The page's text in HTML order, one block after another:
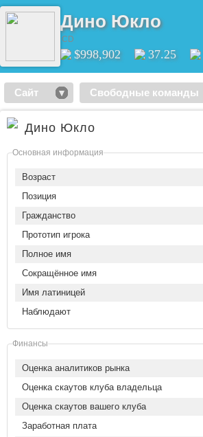
Дино Юкло
CD
$998,902 37.25
Сайт Свободные команды
Дино Юкло
Основная информация
Возраст
Позиция
Гражданство
Прототип игрока
Полное имя
Сокращённое имя
Имя латиницей
Наблюдают
Финансы
Оценка аналитиков рынка
Оценка скаутов клуба владельца
Оценка скаутов вашего клуба
Заработная плата